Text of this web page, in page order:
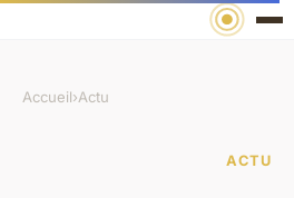
Accueil›Actu
ACTU